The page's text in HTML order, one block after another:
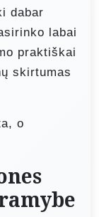
dabar
labai
praktiškai
skirtumas
o